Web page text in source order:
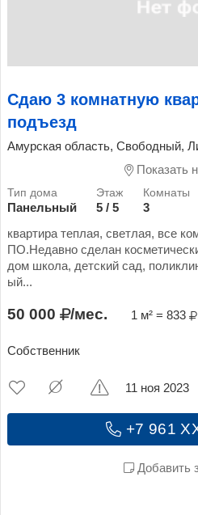
Сдаю 3 комнатную
подъезд
Амурская область, Свободный,
Показать
Панельный 5 / 5 3
квартира теплая, светлая, все
ПО.Недавно сделан
дом школа, детский сад,
ый...
50 000 /мес. 1 м² = 833
Собственник
+7 961
Добавить
11 ноя 2023